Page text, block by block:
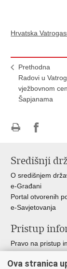
Hrvatska
Prethodna
Radovi u
vježbovnom
Šapjanama
Facebooku
Središnji
O središnjem
e-Građani
Portal otvorenih
e-Savjetovanja
Pristup
Pravo na pristup
Pozivi za žurnu
Ova stranica